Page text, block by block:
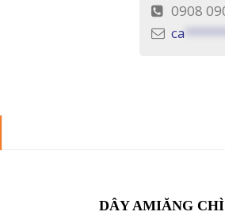
0908
ca
DÂY AMIĂNG